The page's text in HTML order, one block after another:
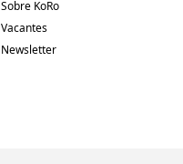
Sobre KoRo
Vacantes
Newsletter